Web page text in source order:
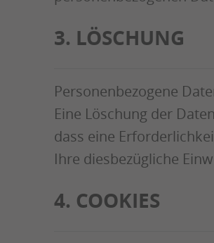
3. LÖSCHUNG
Personenbezogene
Eine Löschung der
dass eine
Ihre diesbezügliche
4. COOKIES